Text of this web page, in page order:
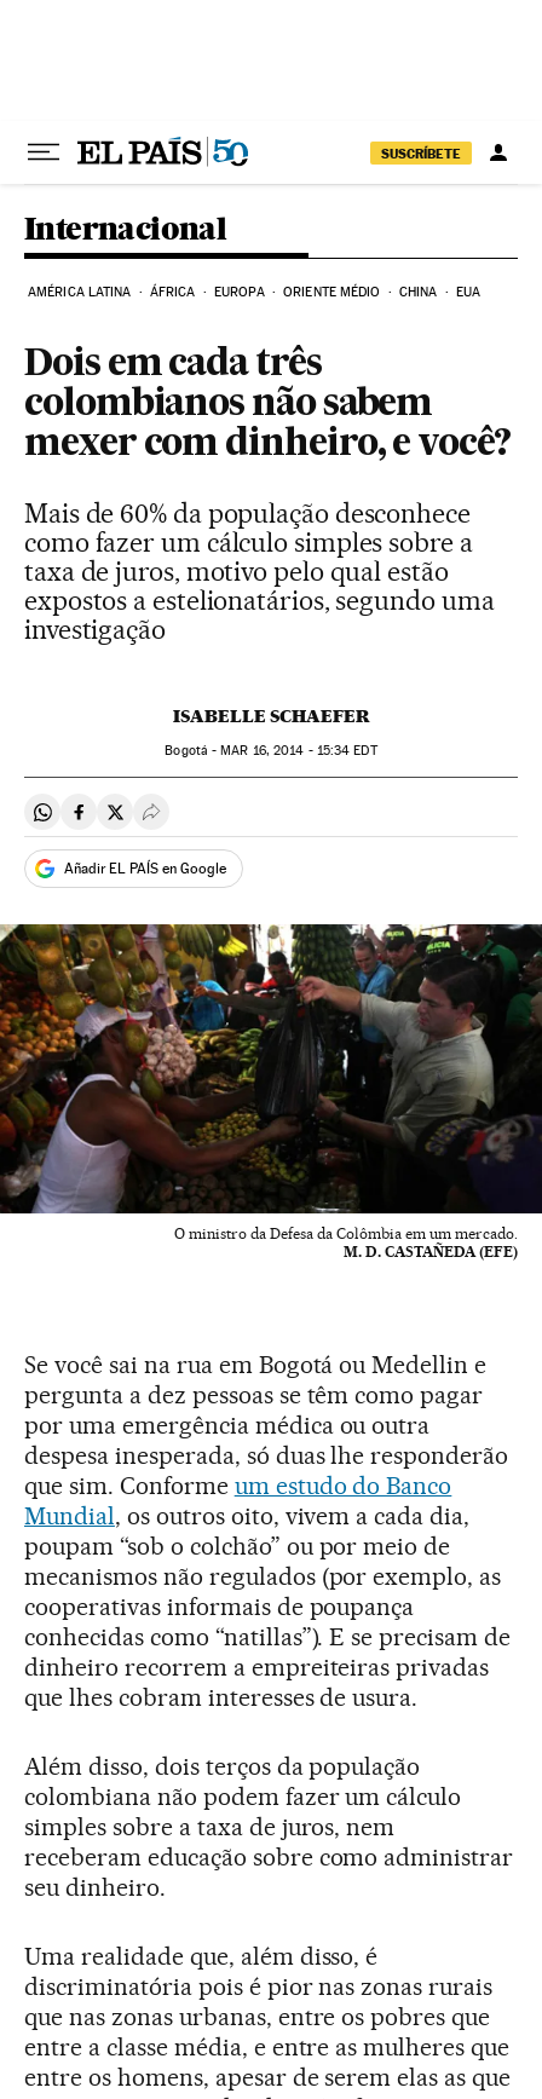
SUSCRÍBETE
Internacional
AMÉRICA LATINA ÁFRICA EUROPA ORIENTE MÉDIO CHINA EUA
Dois em cada três
colombianos não sabem
mexer com dinheiro, e você?
Mais de 60% da população desconhece
como fazer um cálculo simples sobre a
taxa de juros, motivo pelo qual estão
expostos a estelionatários, segundo uma
investigação
ISABELLE SCHAEFER
Bogotá -MAR 16, 2014 - 15:34 EDT
Compartir en Whatsapp
Compartir en Facebook
Compartir en Twitter
Desplegar Redes Sociales
Añadir EL PAÍS en Google
O ministro da Defesa da Colômbia em um mercado.
M. D. CASTAÑEDA (EFE)
Se você sai na rua em Bogotá ou Medellin e
pergunta a dez pessoas se têm como pagar
por uma emergência médica ou outra
despesa inesperada, só duas lhe responderão
que sim. Conforme um estudo do Banco
Mundial, os outros oito, vivem a cada dia,
poupam “sob o colchão” ou por meio de
mecanismos não regulados (por exemplo, as
cooperativas informais de poupança
conhecidas como “natillas”). E se precisam de
dinheiro recorrem a empreiteiras privadas
que lhes cobram interesses de usura.
Além disso, dois terços da população
colombiana não podem fazer um cálculo
simples sobre a taxa de juros, nem
receberam educação sobre como administrar
seu dinheiro.
Uma realidade que, além disso, é
discriminatória pois é pior nas zonas rurais
que nas zonas urbanas, entre os pobres que
entre a classe média, e entre as mulheres que
entre os homens, apesar de serem elas as que